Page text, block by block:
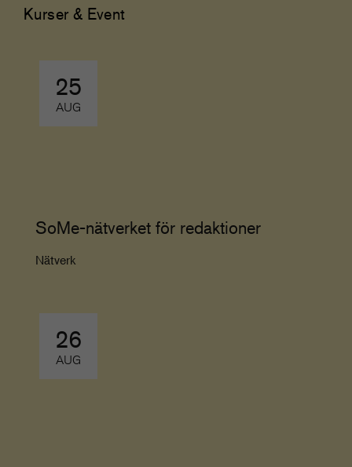
Kurser & Event
25
AUG
SoMe-nätverket för redaktioner
Nätverk
26
AUG